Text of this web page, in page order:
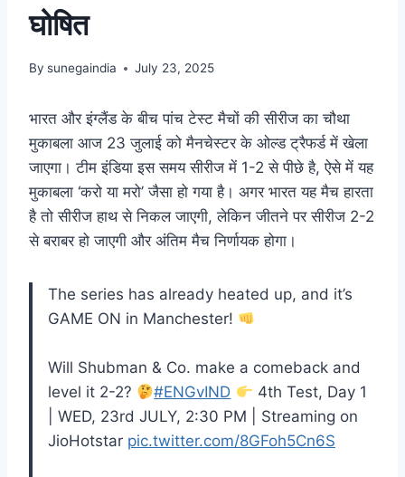
घोषित
By sunegaindia July 23, 2025
भारत और इंग्लैंड के बीच पांच टेस्ट मैचों की सीरीज का चौथा
मुकाबला आज 23 जुलाई को मैनचेस्टर के ओल्ड ट्रैफर्ड में खेला
जाएगा। टीम इंडिया इस समय सीरीज में 1-2 से पीछे है, ऐसे में यह
मुकाबला ‘करो या मरो’ जैसा हो गया है। अगर भारत यह मैच हारता
है तो सीरीज हाथ से निकल जाएगी, लेकिन जीतने पर सीरीज 2-2
से बराबर हो जाएगी और अंतिम मैच निर्णायक होगा।
The series has already heated up, and it’s
GAME ON in Manchester!
Will Shubman & Co. make a comeback and
level it 2-2?
#ENGvIND
4th Test, Day 1
| WED, 23rd JULY, 2:30 PM | Streaming on
JioHotstar pic.twitter.com/8GFoh5Cn6S